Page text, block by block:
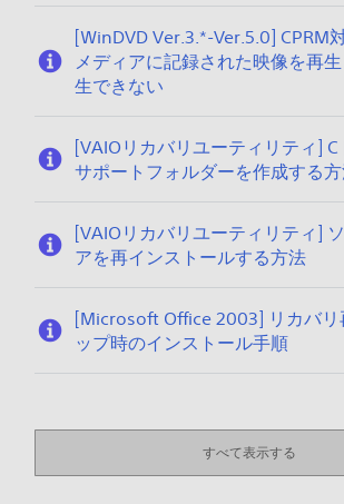
[WinDVD Ver.3.*-Ver.5.0] CPRM
メディアに記録された映像を再
生できない
[VAIOリカバリユーティリティ]
サポートフォルダーを作成する
[VAIOリカバリユーティリティ]
アを再インストールする方法
[Microsoft Office 2003] リカバリ
ップ時のインストール手順
すべて表示する